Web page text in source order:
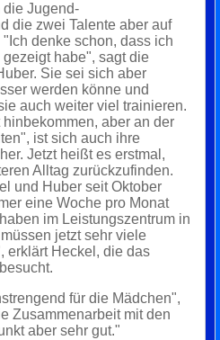
die Jugend-
die zwei Talente aber auf
denke schon, dass ich
habe", sagt die
Sie sei sich aber
werden könne und
auch weiter viel trainieren.
aber an der
ist sich auch ihre
Jetzt heißt es erstmal,
Alltag zurückzufinden.
und Huber seit Oktober
eine Woche pro Monat
im Leistungszentrum in
jetzt sehr viele
erklärt Heckel, die das
für die Mädchen",
Zusammenarbeit mit den
aber sehr gut."